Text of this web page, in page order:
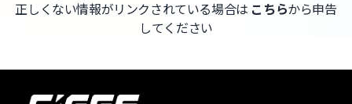
正しくない情報がリンクされている場合は こちらから申告
してください